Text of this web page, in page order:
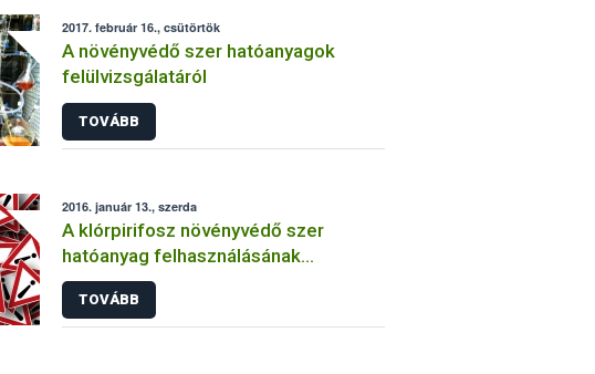
2017. február 16., csütörtök
A növényvédő szer hatóanyagok
felülvizsgálatáról
TOVÁBB
2016. január 13., szerda
A klórpirifosz növényvédő szer
hatóanyag felhasználásának
korlátozása
TOVÁBB